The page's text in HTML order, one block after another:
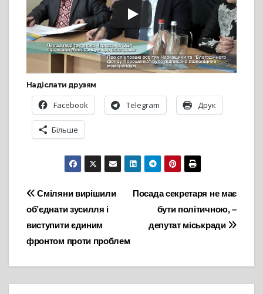
Надіслати друзям
Facebook Telegram Друк
Більше
Навігація
записів
Посада секретаря не має
бути політичною, –
депутат міськради
Сміляни вирішили
об’єднати зусилля і
виступити єдиним
фронтом проти проблем